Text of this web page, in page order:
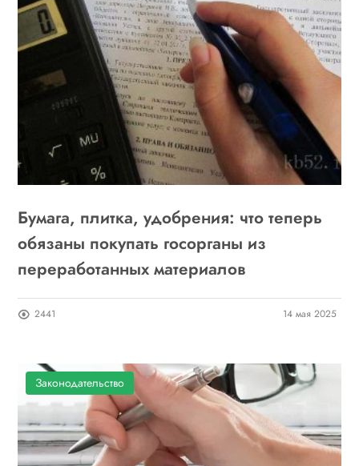
Бумага, плитка, удобрения: что теперь
обязаны покупать госорганы из
переработанных материалов
2441 14 мая 2025
Законодательство